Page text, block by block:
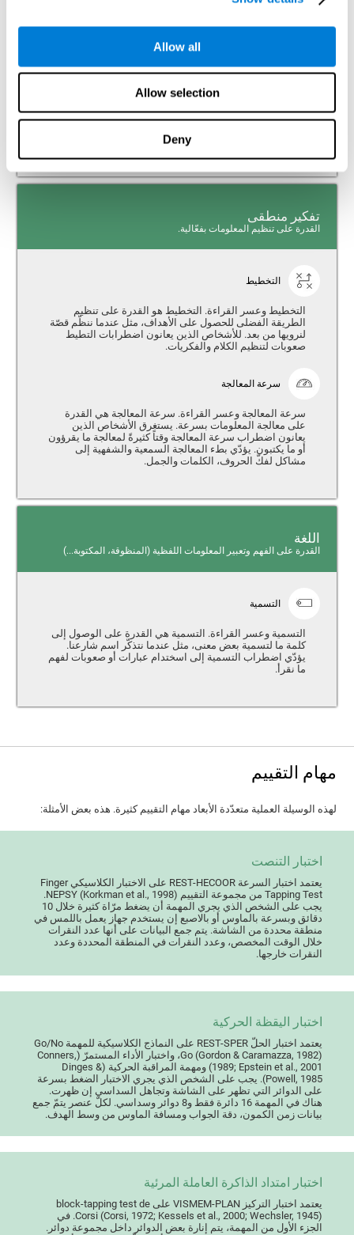
Allow all
Allow selection
Deny
القدرة على تفسير محفزات بيئتنا.
الفحص البصري وعسر القراءة. الفحص البصري هو القدرة
عندما ندرك الحروف عند القراءة. يؤدّي نقص الفحص البصري
تفكير منطقى
القدرة على تنظيم المعلومات بفعّالية.
التخطيط
التخطيط وعسر القراءة. التخطيط هو القدرة على تنظيم
الطريقة الفضلى للحصول على الأهداف، مثل عندما ننظّم قصّة
لنرويها من بعد. للأشخاص الذين يعانون اضطرابات التطيط
صعوبات لتنظيم الكلام والفكريات.
سرعة المعالجة
سرعة المعالجة وعسر القراءة. سرعة المعالجة هي القدرة
على معالجة المعلومات بسرعة. يستغرق الأشخاص الذين
يعانون اضطراب سرعة المعالجة وقتاً كثيرةً لمعالجة ما يقرؤون
أو ما يكتبون. يؤدّي بطء المعالجة السمعية والشفهية إلى
مشاكل لفكّ الحروف، الكلمات والجمل.
اللغة
القدرة على الفهم وتعبير المعلومات اللفظية (المنظوقة، المكتوبة...)
التسمية
التسمية وعسر القراءة. التسمية هي القدرة على الوصول إلى
كلمة ما لتسمية بعض معنى، مثل عندما نتذكّر اسم شارعنا.
يؤدّي اضطراب التسمية إلى اسختدام عبارات أو صعوبات لفهم
ما نقرأ.
مهام التقييم
لهذه الوسيلة العملية متعدّدة الأبعاد مهام التقييم كثيرة. هذه بعض الأمثلة:
اختبار التنصت
يعتمد اختبار السرعة REST-HECOOR على الاختبار الكلاسيكي Finger
Tapping Test من مجموعة التقييم NEPSY (Korkman et al., 1998).
يجب على الشخص الذي يجري المهمة أن يضغط مرّاة كثيرة خلال 10
دقائق وبسرعة بالماوس أو بالاصبع إن يستخدم جهاز يعمل باللمس في
منطقة محددة من الشاشة. يتم جمع البيانات على أنها عدد النقرات
خلال الوقت المخصص، وعدد النقرات في المنطقة المحددة وعدد
النقرات خارجها.
اختبار اليقظة الحركية
يعتمد اختبار الحلّ REST-SPER على النماذج الكلاسيكية للمهمة Go/No
Go (Gordon & Caramazza, 1982)، واختبار الأداء المستمرّ (Conners,
1989; Epstein et al., 2001) ومهمة المراقبة الحركية (Dinges &
Powell, 1985). يجب على الشخص الذي يجري الاختبار الضغط بسرعة
على الدوائر التي تظهر على الشاشة وتجاهل السداسي إن ظهرت.
هناك في المهمة 16 دائرة فقط و8 دوائر وسداسي. لكلّ عنصر يتمّ جمع
بيانات زمن الكمون، دقة الجواب ومسافة الماوس من وسط الهدف.
اختبار امتداد الذاكرة العاملة المرئية
يعتمد اختبار التركيز VISMEM-PLAN على block-tapping test de
Corsi (Corsi, 1972; Kessels et al., 2000; Wechsler, 1945). في
الجزء الأول من المهمة، يتم إنارة بعض الدوائر داخل مجموعة دوائر.